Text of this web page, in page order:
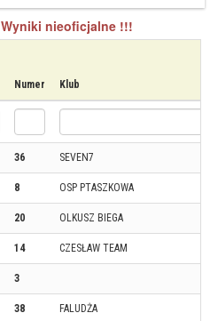
Wyniki nieoficjalne !!!
Numer Klub
36 SEVEN7
8 OSP PTASZKOWA
20 OLKUSZ BIEGA
14 CZESŁAW TEAM
3
38 FALUDŻA